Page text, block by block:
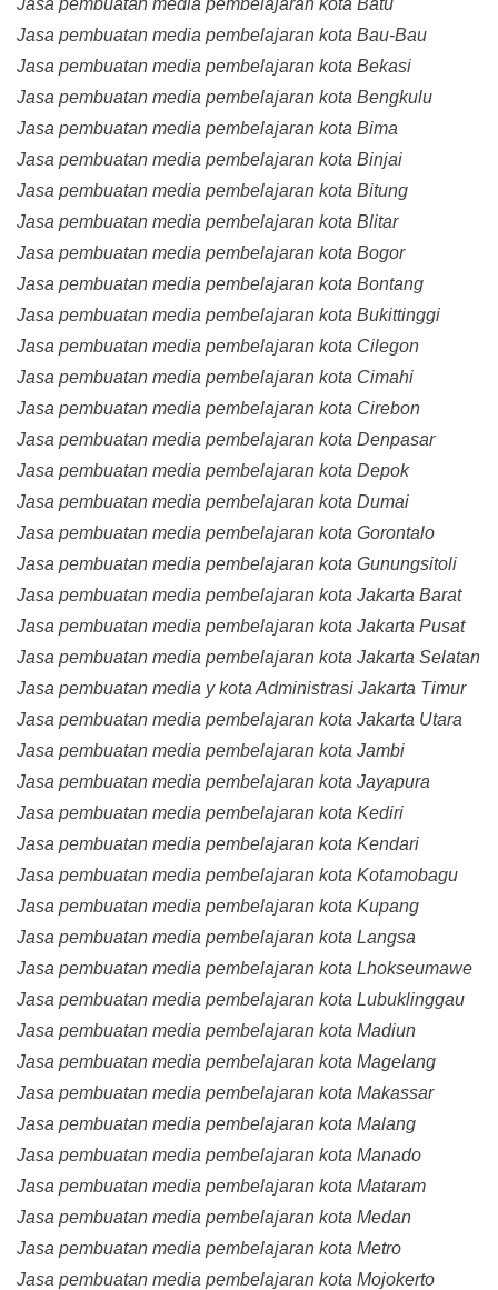
Jasa pembuatan media pembelajaran kota Batu
Jasa pembuatan media pembelajaran kota Bau-Bau
Jasa pembuatan media pembelajaran kota Bekasi
Jasa pembuatan media pembelajaran kota Bengkulu
Jasa pembuatan media pembelajaran kota Bima
Jasa pembuatan media pembelajaran kota Binjai
Jasa pembuatan media pembelajaran kota Bitung
Jasa pembuatan media pembelajaran kota Blitar
Jasa pembuatan media pembelajaran kota Bogor
Jasa pembuatan media pembelajaran kota Bontang
Jasa pembuatan media pembelajaran kota Bukittinggi
Jasa pembuatan media pembelajaran kota Cilegon
Jasa pembuatan media pembelajaran kota Cimahi
Jasa pembuatan media pembelajaran kota Cirebon
Jasa pembuatan media pembelajaran kota Denpasar
Jasa pembuatan media pembelajaran kota Depok
Jasa pembuatan media pembelajaran kota Dumai
Jasa pembuatan media pembelajaran kota Gorontalo
Jasa pembuatan media pembelajaran kota Gunungsitoli
Jasa pembuatan media pembelajaran kota Jakarta Barat
Jasa pembuatan media pembelajaran kota Jakarta Pusat
Jasa pembuatan media pembelajaran kota Jakarta Selatan
Jasa pembuatan media y kota Administrasi Jakarta Timur
Jasa pembuatan media pembelajaran kota Jakarta Utara
Jasa pembuatan media pembelajaran kota Jambi
Jasa pembuatan media pembelajaran kota Jayapura
Jasa pembuatan media pembelajaran kota Kediri
Jasa pembuatan media pembelajaran kota Kendari
Jasa pembuatan media pembelajaran kota Kotamobagu
Jasa pembuatan media pembelajaran kota Kupang
Jasa pembuatan media pembelajaran kota Langsa
Jasa pembuatan media pembelajaran kota Lhokseumawe
Jasa pembuatan media pembelajaran kota Lubuklinggau
Jasa pembuatan media pembelajaran kota Madiun
Jasa pembuatan media pembelajaran kota Magelang
Jasa pembuatan media pembelajaran kota Makassar
Jasa pembuatan media pembelajaran kota Malang
Jasa pembuatan media pembelajaran kota Manado
Jasa pembuatan media pembelajaran kota Mataram
Jasa pembuatan media pembelajaran kota Medan
Jasa pembuatan media pembelajaran kota Metro
Jasa pembuatan media pembelajaran kota Mojokerto